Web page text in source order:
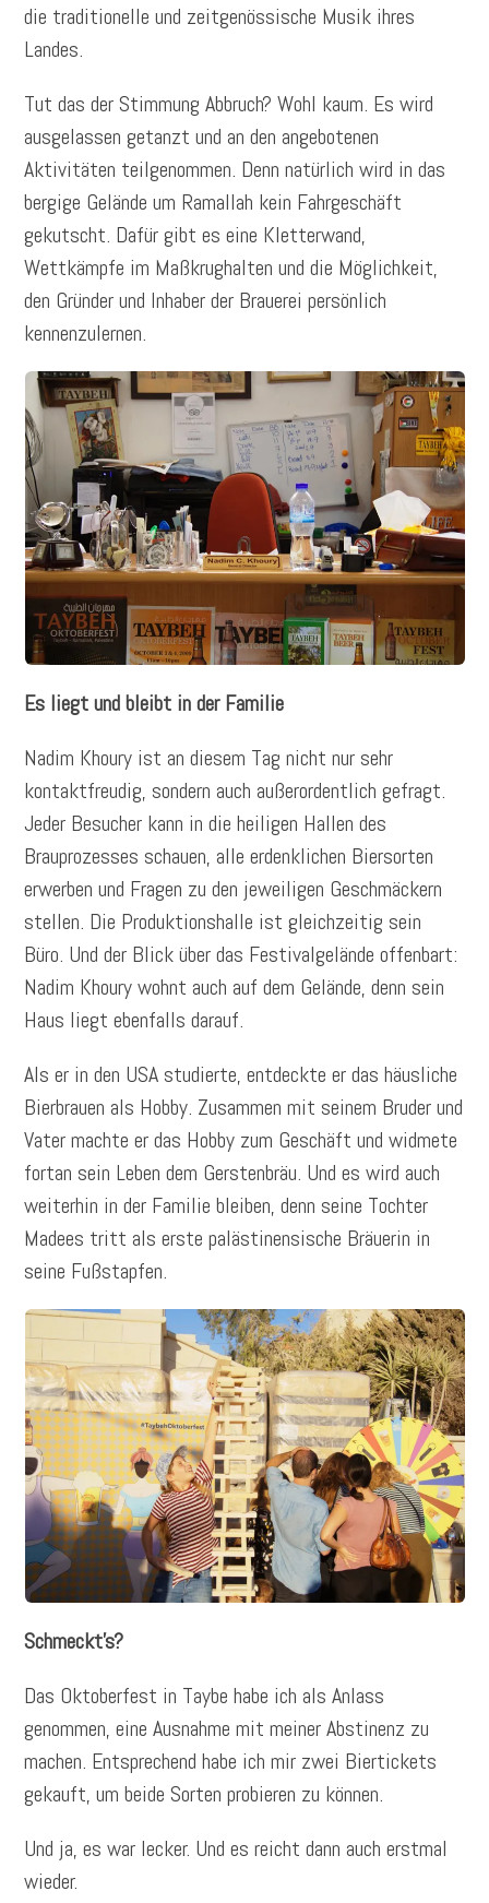
die traditionelle und zeitgenössische Musik ihres
Landes.
Tut das der Stimmung Abbruch? Wohl kaum. Es wird
ausgelassen getanzt und an den angebotenen
Aktivitäten teilgenommen. Denn natürlich wird in das
bergige Gelände um Ramallah kein Fahrgeschäft
gekutscht. Dafür gibt es eine Kletterwand,
Wettkämpfe im Maßkrughalten und die Möglichkeit,
den Gründer und Inhaber der Brauerei persönlich
kennenzulernen.
Es liegt und bleibt in der Familie
Nadim Khoury ist an diesem Tag nicht nur sehr
kontaktfreudig, sondern auch außerordentlich gefragt.
Jeder Besucher kann in die heiligen Hallen des
Brauprozesses schauen, alle erdenklichen Biersorten
erwerben und Fragen zu den jeweiligen Geschmäckern
stellen. Die Produktionshalle ist gleichzeitig sein
Büro. Und der Blick über das Festivalgelände offenbart:
Nadim Khoury wohnt auch auf dem Gelände, denn sein
Haus liegt ebenfalls darauf.
Als er in den USA studierte, entdeckte er das häusliche
Bierbrauen als Hobby. Zusammen mit seinem Bruder und
Vater machte er das Hobby zum Geschäft und widmete
fortan sein Leben dem Gerstenbräu. Und es wird auch
weiterhin in der Familie bleiben, denn seine Tochter
Madees tritt als erste palästinensische Bräuerin in
seine Fußstapfen.
Schmeckt’s?
Das Oktoberfest in Taybe habe ich als Anlass
genommen, eine Ausnahme mit meiner Abstinenz zu
machen. Entsprechend habe ich mir zwei Biertickets
gekauft, um beide Sorten probieren zu können.
Und ja, es war lecker. Und es reicht dann auch erstmal
wieder.